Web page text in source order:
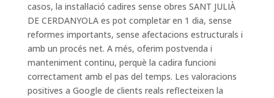
casos, la instal·lació cadires sense obres SANT JULIÀ
DE CERDANYOLA es pot completar en 1 dia, sense
reformes importants, sense afectacions estructurals i
amb un procés net. A més, oferim postvenda i
manteniment continu, perquè la cadira funcioni
correctament amb el pas del temps. Les valoracions
positives a Google de clients reals reflecteixen la